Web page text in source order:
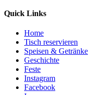
Quick Links
Home
Tisch reservieren
Speisen & Getränke
Geschichte
Feste
Instagram
Facebook